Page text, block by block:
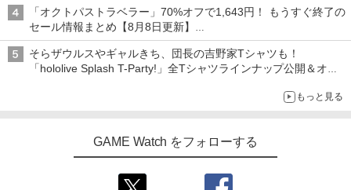
「オクトパストラベラー」70%オフで1,643円！ もうすぐ終了の
セール情報まとめ【8月8日更新】
ニンテンドーeショップでは「大神 絶景版」が67%オフで990円
そらザウルスやギャルきち、団長の吉野家Tシャツも！
「hololive Splash T-Party!」全Tシャツラインナップ公開＆オン
もっと見る
GAME Watch をフォローする